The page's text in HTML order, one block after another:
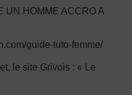
UN HOMME ACCRO A
guide-tuto-femme/
le site Grivois : « Le